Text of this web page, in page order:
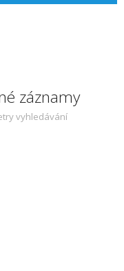
záznamy
vyhledávání